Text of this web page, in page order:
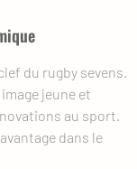
du rugby sevens.
jeune et
au sport.
dans le